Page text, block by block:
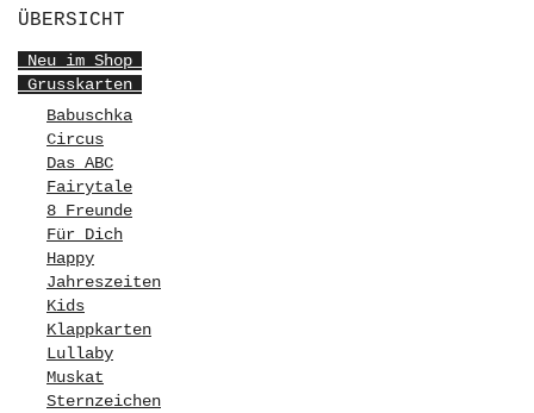
ÜBERSICHT
Neu im Shop
Grusskarten
Babuschka
Circus
Das ABC
Fairytale
8 Freunde
Für Dich
Happy
Jahreszeiten
Kids
Klappkarten
Lullaby
Muskat
Sternzeichen